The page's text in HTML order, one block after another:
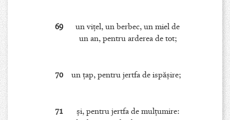
69
un viţel, un berbec, un miel de
un an, pentru arderea de tot;
70 un ţap, pentru jertfa de ispăşire;
71
şi, pentru jertfa de mulţumire: